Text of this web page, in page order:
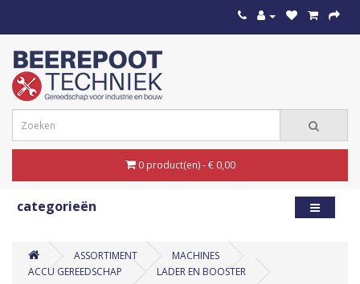
0 product(en) - € 0,00
categorieën
ASSORTIMENT
MACHINES
ACCU GEREEDSCHAP
LADER EN BOOSTER